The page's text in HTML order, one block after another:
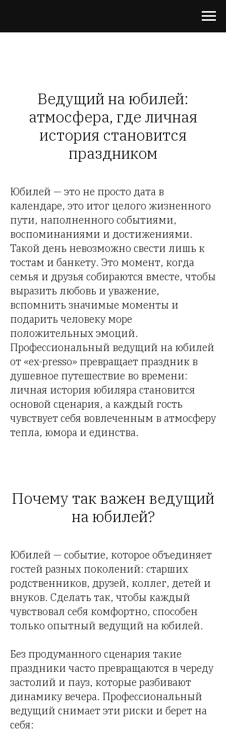
Ведущий на юбилей:
атмосфера, где личная
история становится
праздником
Юбилей — это не просто дата в
календаре, это итог целого жизненного
пути, наполненного событиями,
воспоминаниями и достижениями.
Такой день невозможно свести лишь к
тостам и банкету. Это момент, когда
семья и друзья собираются вместе, чтобы
выразить любовь и уважение,
вспомнить значимые моменты и
подарить человеку море
положительных эмоций.
Профессиональный ведущий на юбилей
от «ex-presso» превращает праздник в
душевное путешествие во времени:
личная история юбиляра становится
основой сценария, а каждый гость
чувствует себя вовлеченным в атмосферу
тепла, юмора и единства.
Почему так важен ведущий
на юбилей?
Юбилей — событие, которое объединяет
гостей разных поколений: старших
родственников, друзей, коллег, детей и
внуков. Сделать так, чтобы каждый
чувствовал себя комфортно, способен
только опытный ведущий на юбилей.
Без продуманного сценария такие
праздники часто превращаются в череду
застолий и пауз, которые разбивают
динамику вечера. Профессиональный
ведущий снимает эти риски и берет на
себя: